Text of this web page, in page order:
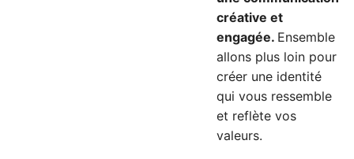
créative et
engagée. Ensemble
allons plus loin pour
créer une identité
qui vous ressemble
et reflète vos
valeurs.